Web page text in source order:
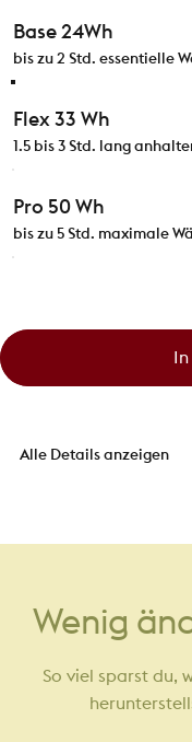
Base 24Wh
bis zu 2 Std. essentielle
Flex 33 Wh
1.5 bis 3 Std. lang
Pro 50 Wh
bis zu 5 Std. maximale
Alle Details anzeigen
Wenig
So viel sparst du,